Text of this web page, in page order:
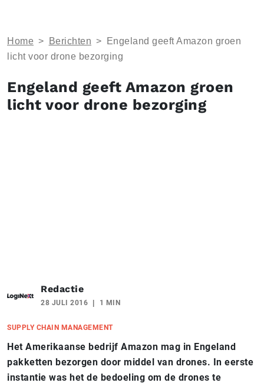
Home > Berichten >
Engeland geeft Amazon groen
licht voor drone bezorging
Engeland geeft Amazon groen
licht voor drone bezorging
Redactie
28 JULI 2016 1 MIN
SUPPLY CHAIN MANAGEMENT
Het Amerikaanse bedrijf Amazon mag in Engeland
pakketten bezorgen door middel van drones. In eerste
instantie was het de bedoeling om de drones te